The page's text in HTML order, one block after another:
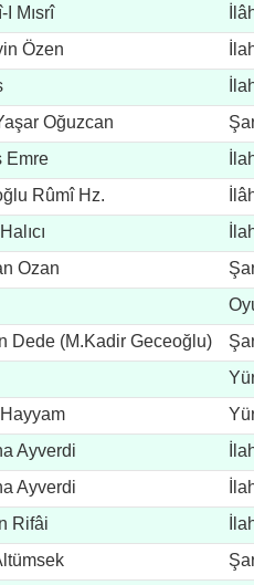
I Mısrî
Özen
Oğuzcan
Emre
Rûmî Hz.
Ozan
Dede (M.Kadir Geceoğlu)
Ayverdi
Ayverdi
Rifâi